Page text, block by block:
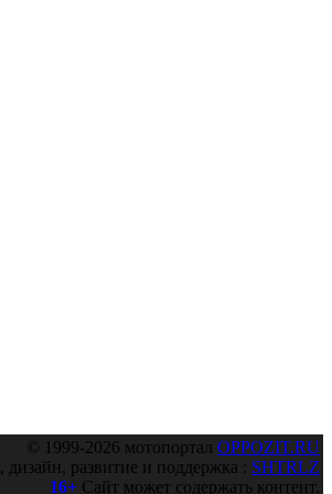
© 1999-2026 мотопортал OPPOZIT.RU
дизайн, развитие и поддержка : SHTRLZ
16+ Сайт может содержать контент,